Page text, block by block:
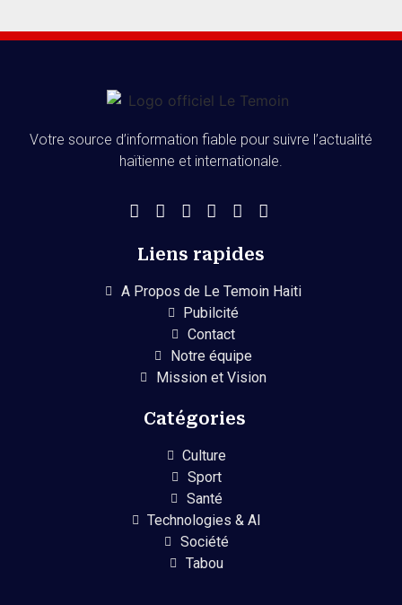
Votre source d’information fiable pour suivre l’actualité
haïtienne et internationale.
Liens rapides
A Propos de Le Temoin Haiti
Pubilcité
Contact
Notre équipe
Mission et Vision
Catégories
Culture
Sport
Santé
Technologies & AI
Société
Tabou